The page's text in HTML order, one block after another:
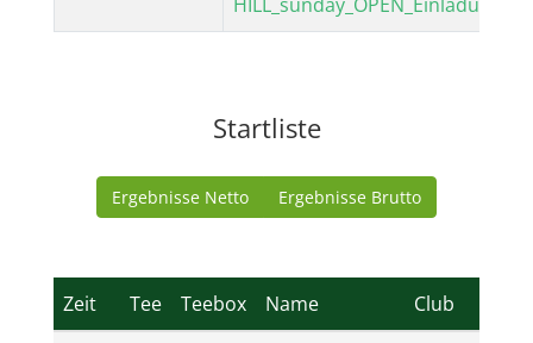
Startliste
Ergebnisse Netto Ergebnisse Brutto
Zeit Tee Teebox Name Club